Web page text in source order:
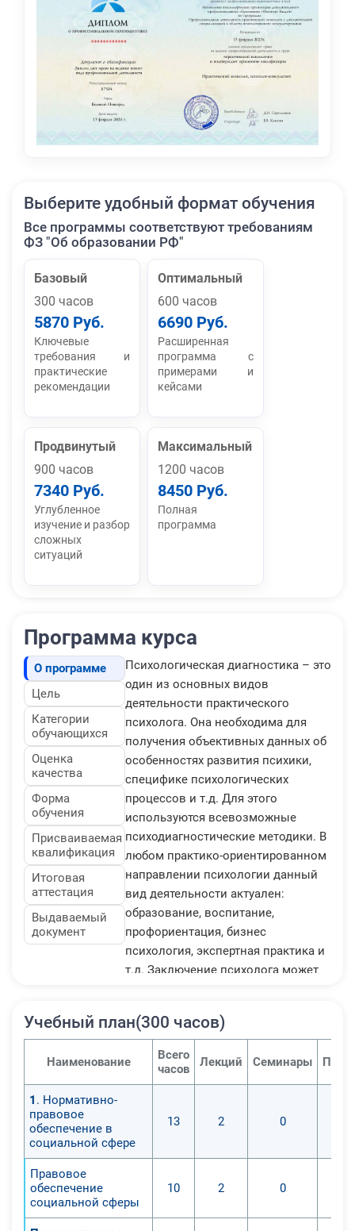
Выберите удобный формат обучения
Все программы соответствуют требованиям
ФЗ "Об образовании РФ"
Базовый
300 часов
5870 Руб.
Ключевые
требования и
практические
рекомендации
Оптимальный
600 часов
6690 Руб.
Расширенная
программа с
примерами и
кейсами
Продвинутый
900 часов
7340 Руб.
Углубленное
изучение и разбор
сложных
ситуаций
Максимальный
1200 часов
8450 Руб.
Полная
программа
Программа курса
О программе
Цель
Категории
обучающихся
Оценка
качества
Форма
обучения
Присваиваемая
квалификация
Итоговая
аттестация
Выдаваемый
документ
Психологическая диагностика – это
один из основных видов
деятельности практического
психолога. Она необходима для
получения объективных данных об
особенностях развития психики,
специфике психологических
процессов и т.д. Для этого
используются всевозможные
психодиагностические методики. В
любом практико-ориентированном
направлении психологии данный
вид деятельности актуален:
образование, воспитание,
профориентация, бизнес
психология, экспертная практика и
т.д. Заключение психолога может
деятельности в практической
оценивание, психологическое
консультирование,
коррекционная и развивающая
работа.
Обучение квалифицированных
основная цель курса.
Программа предполагает изучение
Учебный план(300 часов)
Наименование
Всего
часов
Лекций Семинары
1 . Нормативно-
правовое
обеспечение в
социальной сфере
13 2 0
Правовое
обеспечение
социальной сферы
10 2 0